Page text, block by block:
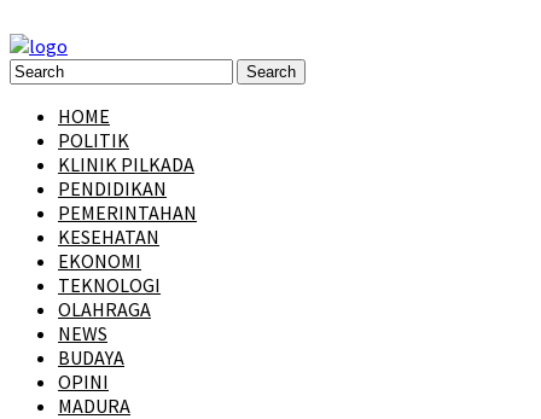
HOME
POLITIK
KLINIK PILKADA
PENDIDIKAN
PEMERINTAHAN
KESEHATAN
EKONOMI
TEKNOLOGI
OLAHRAGA
NEWS
BUDAYA
OPINI
MADURA